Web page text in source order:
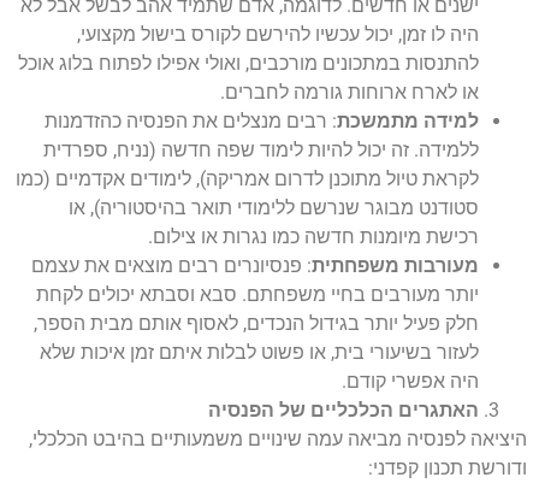
ישנים או חדשים. לדוגמה, אדם שתמיד אהב לבשל אבל לא
היה לו זמן, יכול עכשיו להירשם לקורס בישול מקצועי,
להתנסות במתכונים מורכבים, ואולי אפילו לפתוח בלוג אוכל
או לארח ארוחות גורמה לחברים.
למידה מתמשכת: רבים מנצלים את הפנסיה כהזדמנות
ללמידה. זה יכול להיות לימוד שפה חדשה (נניח, ספרדית
לקראת טיול מתוכנן לדרום אמריקה), לימודים אקדמיים (כמו
סטודנט מבוגר שנרשם ללימודי תואר בהיסטוריה), או
רכישת מיומנות חדשה כמו נגרות או צילום.
מעורבות משפחתית: פנסיונרים רבים מוצאים את עצמם
יותר מעורבים בחיי משפחתם. סבא וסבתא יכולים לקחת
חלק פעיל יותר בגידול הנכדים, לאסוף אותם מבית הספר,
לעזור בשיעורי בית, או פשוט לבלות איתם זמן איכות שלא
היה אפשרי קודם.
האתגרים הכלכליים של הפנסיה
היציאה לפנסיה מביאה עמה שינויים משמעותיים בהיבט הכלכלי,
ודורשת תכנון קפדני: